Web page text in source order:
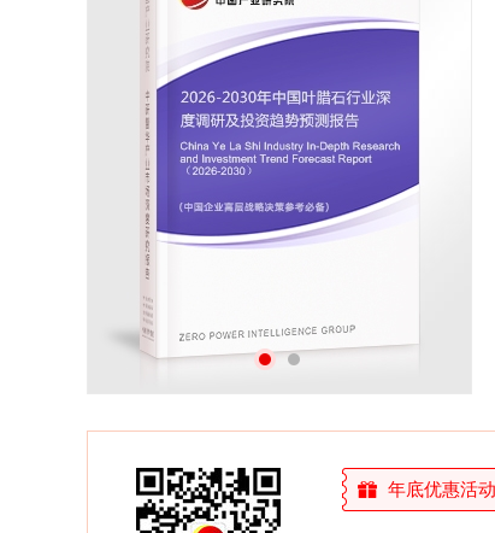
年底优惠活
27年研究经验，深度洞察行业驱动力
多元化、高学历的实战型精英团队
微信扫一扫，立即订购报告